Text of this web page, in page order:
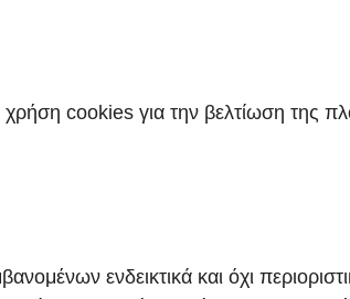
cookies για την βελτίωση της
ενδεικτικά και όχι